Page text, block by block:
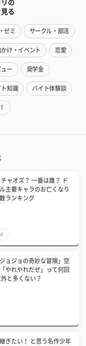
リの
る
ゼミ サークル・部活
かけ・イベント 恋愛
ー 奨学金
ト知識 バイト体験談
ャオズ？ 一番は誰？ ド
主要キャラのお亡くなり
ランキング
ジョジョの奇妙な冒険」空
やれやれだぜ」って何回
と多くない？
ぎたい！ と思う名作少年